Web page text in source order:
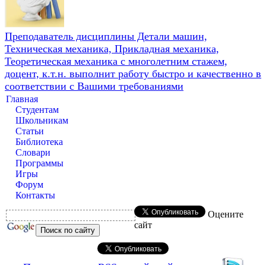
Преподаватель дисциплины Детали машин,
Техническая механика, Прикладная механика,
Теоретическая механика с многолетним стажем,
доцент, к.т.н. выполнит работу быстро и качественно в
соответствии с Вашими требованиями
Главная
Студентам
Школьникам
Статьи
Библиотека
Словари
Программы
Игры
Форум
Контакты
Оцените
сайт